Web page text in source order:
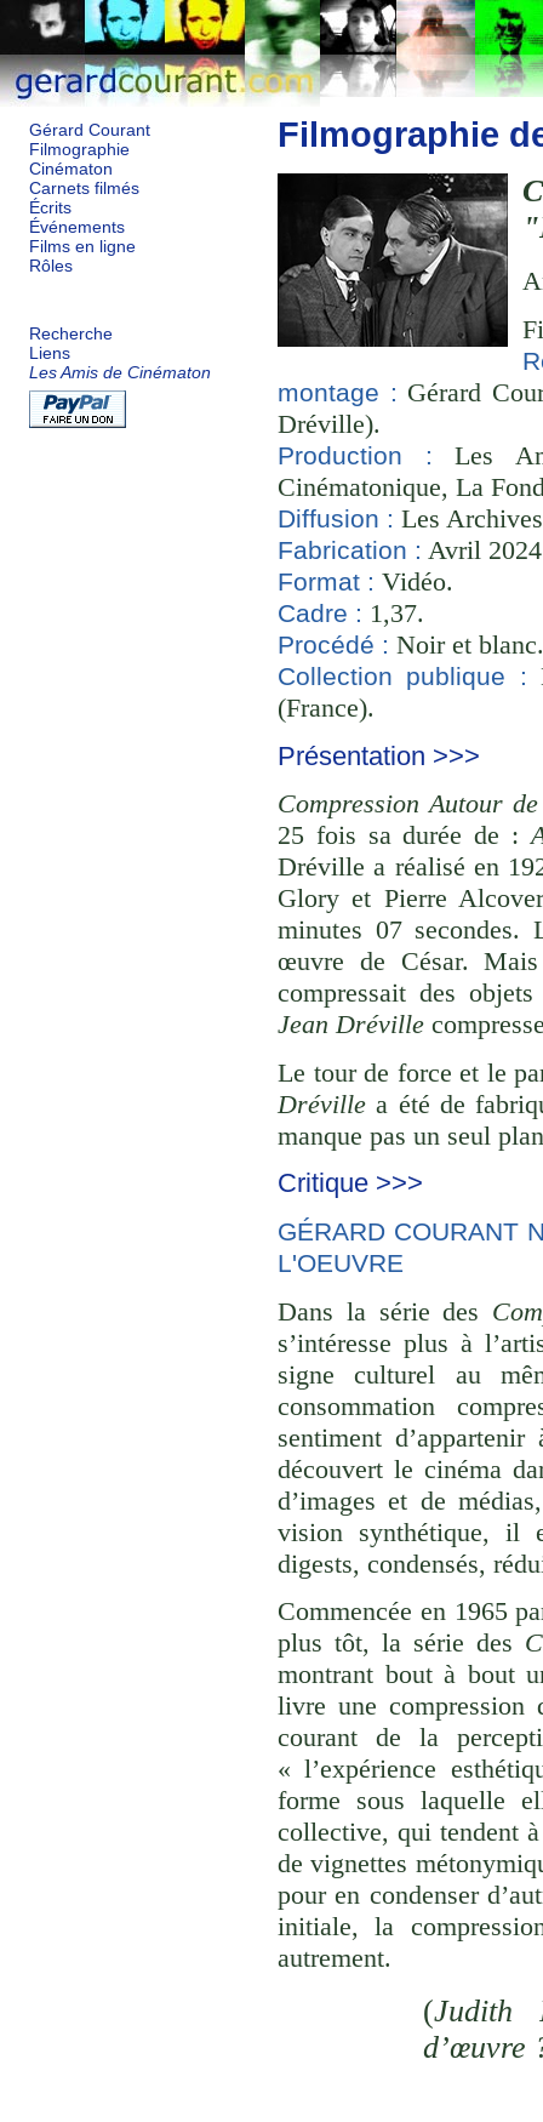
Gérard Courant
Filmographie
Cinématon
Carnets filmés
Écrits
Événements
Films en ligne
Rôles
Recherche
Liens
Les Amis de Cinématon
Filmographie
montage : Gérard
Dréville).
Production :
Les
Cinématonique, La
Diffusion : Les
Fabrication : Avril
Format : Vidéo.
Cadre : 1,37.
Procédé : Noir et
Collection publique :
(France).
Présentation >>>
Compression Autour
25 fois sa durée de :
Dréville a réalisé en
Glory et Pierre
minutes 07
œuvre de César.
compressait des
Jean Dréville
Le tour de force et le
Dréville a été de
manque pas un seul
Critique >>>
GÉRARD COURANT
L'OEUVRE
Dans la série des
s’intéresse plus à
signe culturel au
consommation
sentiment
découvert le cinéma
d’images et de
vision synthétique, il
digests, condensés,
Commencée en 1965
plus tôt, la série des
montrant bout à bout
livre une compression
courant de la
« l’expérience
forme sous laquelle
collective, qui tendent
de vignettes
pour en condenser
initiale, la
autrement.
(Judith
d’œuvre